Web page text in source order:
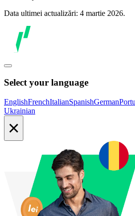
Data ultimei actualizări: 4 martie 2026.
Select your language
EnglishFrenchItalianSpanishGerman
Ukrainian
×